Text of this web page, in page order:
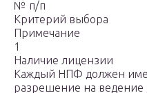
№ п/п
Критерий выбора
Примечание
1
Наличие лицензии
Каждый НПФ должен
разрешение на ведение